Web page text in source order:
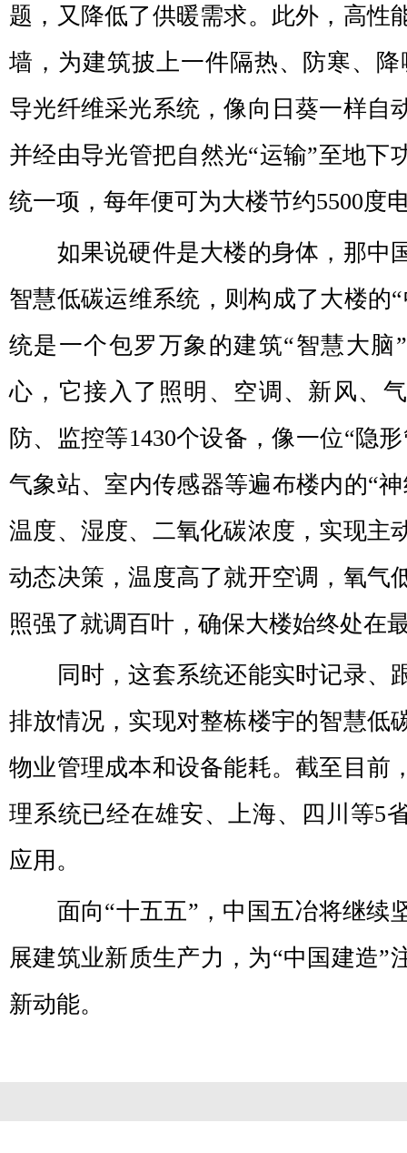
题，又降低了供暖需求。此外，高性
墙，为建筑披上一件隔热、防寒、降
导光纤维采光系统，像向日葵一样自
并经由导光管把自然光“运输”至地下
统一项，每年便可为大楼节约5500度
如果说硬件是大楼的身体，那中
智慧低碳运维系统，则构成了大楼的
统是一个包罗万象的建筑“智慧大脑
心，它接入了照明、空调、新风、
防、监控等1430个设备，像一位“隐
气象站、室内传感器等遍布楼内的“
温度、湿度、二氧化碳浓度，实现主
动态决策，温度高了就开空调，氧气
照强了就调百叶，确保大楼始终处在
同时，这套系统还能实时记录、
排放情况，实现对整栋楼宇的智慧低
物业管理成本和设备能耗。截至目前
理系统已经在雄安、上海、四川等5
应用。
面向“十五五”，中国五冶将继续
展建筑业新质生产力，为“中国建造”
新动能。